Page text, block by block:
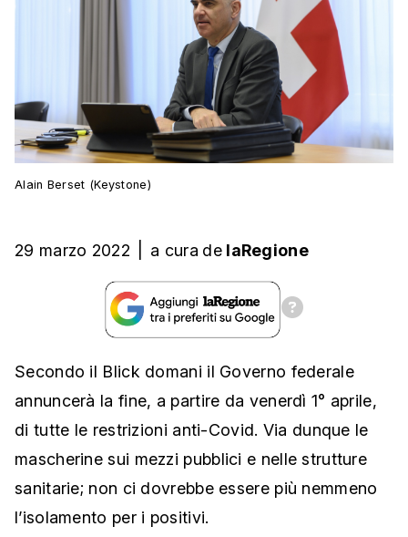
Alain Berset (Keystone)
29 marzo 2022 a cura de laRegione
Secondo il Blick domani il Governo federale
annuncerà la fine, a partire da venerdì 1° aprile,
di tutte le restrizioni anti-Covid. Via dunque le
mascherine sui mezzi pubblici e nelle strutture
sanitarie; non ci dovrebbe essere più nemmeno
l’isolamento per i positivi.